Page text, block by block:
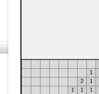
1
2
1
1
1 1